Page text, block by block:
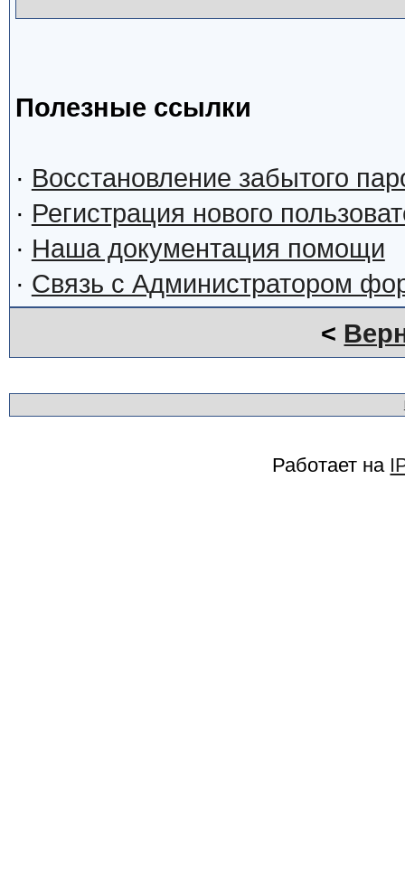
Полезные ссылки
· Восстановление забытого
· Регистрация нового
· Наша документация помощи
· Связь с Администратором
<
Работает на